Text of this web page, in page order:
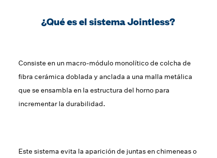
¿Qué es el sistema Jointless?
Consiste en un macro-módulo monolítico de colcha de
fibra cerámica doblada y anclada a una malla metálica
que se ensambla en la estructura del horno para
incrementar la durabilidad.
Este sistema evita la aparición de juntas en chimeneas o